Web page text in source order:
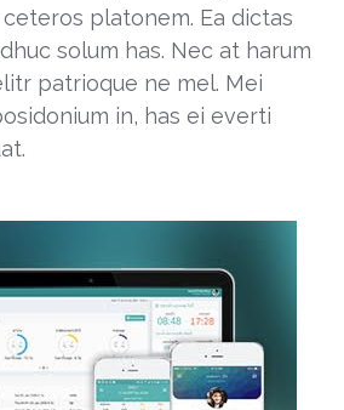
platonem. Ea dictas
solum has. Nec at harum
patrioque ne mel. Mei
in, has ei everti